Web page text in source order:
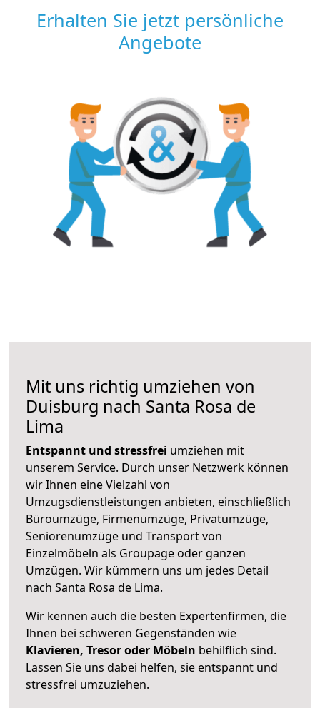
Erhalten Sie jetzt persönliche
Angebote
Mit uns richtig umziehen von
Duisburg nach Santa Rosa de
Lima
Entspannt und stressfrei umziehen mit
unserem Service. Durch unser Netzwerk können
wir Ihnen eine Vielzahl von
Umzugsdienstleistungen anbieten, einschließlich
Büroumzüge, Firmenumzüge, Privatumzüge,
Seniorenumzüge und Transport von
Einzelmöbeln als Groupage oder ganzen
Umzügen. Wir kümmern uns um jedes Detail
nach Santa Rosa de Lima.
Wir kennen auch die besten Expertenfirmen, die
Ihnen bei schweren Gegenständen wie
Klavieren, Tresor oder Möbeln behilflich sind.
Lassen Sie uns dabei helfen, sie entspannt und
stressfrei umzuziehen.